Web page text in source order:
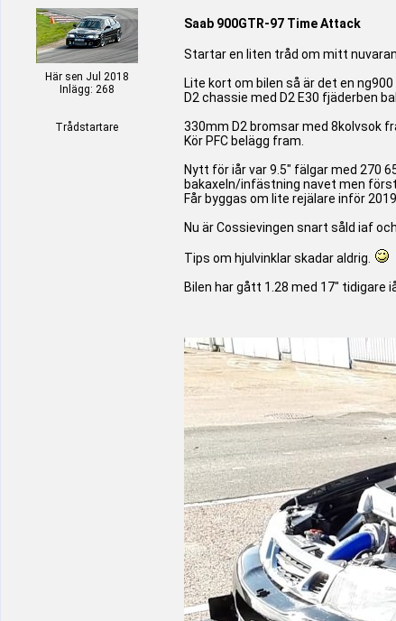
Här sen Jul 2018
Inlägg: 268
Trådstartare
Saab 900GTR-97 Time Attack
Startar en liten tråd om mitt
Lite kort om bilen så är det en
D2 chassie med D2 E30 fjäderben
330mm D2 bromsar med 8kolvsok
Kör PFC belägg fram.
Nytt för iår var 9.5" fälgar med 270
bakaxeln/infästning navet men
Får byggas om lite rejälare inför 2019.
Nu är Cossievingen snart såld iaf
Tips om hjulvinklar skadar aldrig.
Bilen har gått 1.28 med 17" tidigare